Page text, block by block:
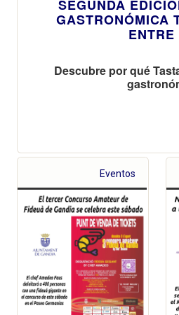
SEGUNDA
GASTRONÓMICA
Descubre por qué
Eventos